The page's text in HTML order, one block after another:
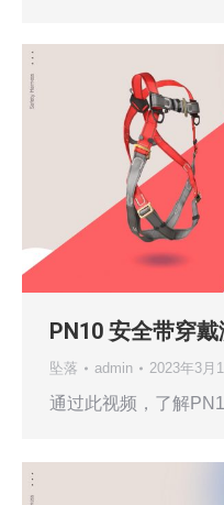
PN10 安全带穿
坠落 admin 2023年3月
通过此视频，了解